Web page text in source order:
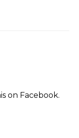
on Facebook.